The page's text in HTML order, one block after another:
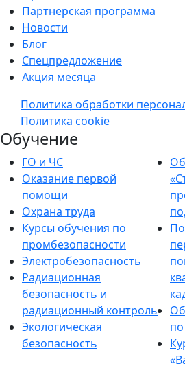
Партнерская программа
Новости
Блог
Спецпредложение
Акция месяца
Политика обработки
Политика cookie
Обучение
ГО и ЧС
Оказание первой
помощи
Охрана труда
Курсы обучения по
промбезопасности
Электробезопасность
Радиационная
безопасность и
радиационный контроль
Экологическая
безопасность